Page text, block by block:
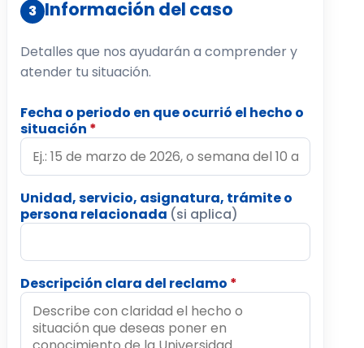
3 Información del caso
Detalles que nos ayudarán a comprender y
atender tu situación.
Fecha o periodo en que ocurrió el hecho o
situación *
Unidad, servicio, asignatura, trámite o
persona relacionada (si aplica)
Descripción clara del reclamo *